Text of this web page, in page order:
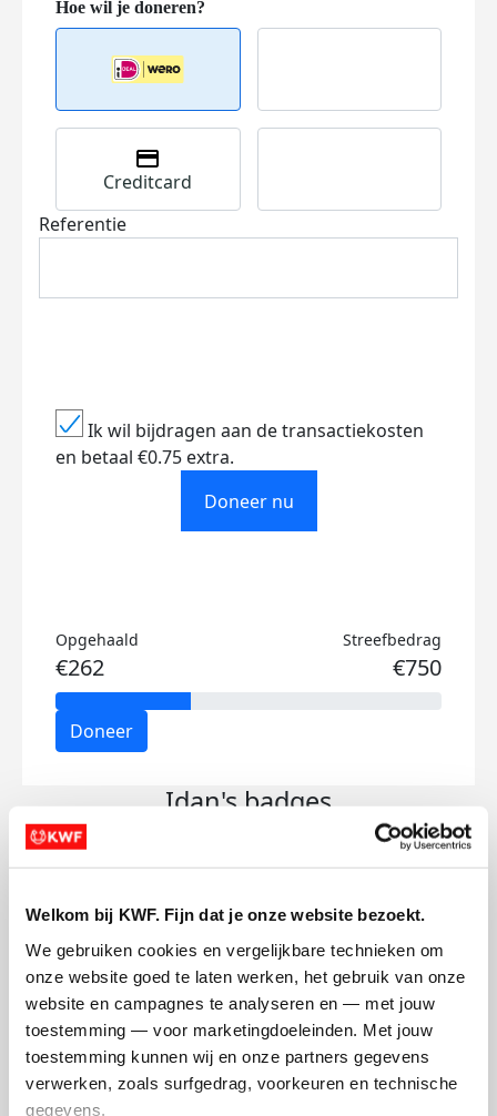
Welkom bij KWF. Fijn dat je onze website bezoekt.
We gebruiken cookies en vergelijkbare technieken om
onze website goed te laten werken, het gebruik van onze
website en campagnes te analyseren en — met jouw
toestemming — voor marketingdoeleinden. Met jouw
toestemming kunnen wij en onze partners gegevens
verwerken, zoals surfgedrag, voorkeuren en technische
gegevens.
Creditcard
Referentie
Ik wil bijdragen aan de transactiekosten
en betaal €0.75 extra.
Doneer nu
Opgehaald
€262
Streefbedrag
€750
Doneer
Idan's badges